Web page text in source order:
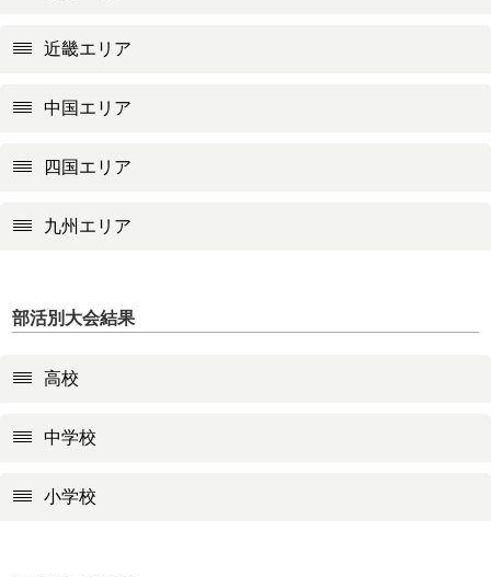
近畿エリア
中国エリア
四国エリア
九州エリア
部活別大会結果
高校
中学校
小学校